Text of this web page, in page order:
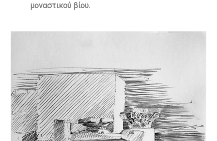
μοναστικού βίου.